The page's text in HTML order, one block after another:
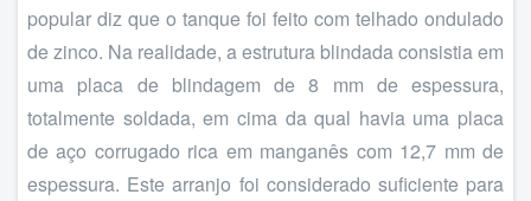
popular diz que o tanque foi feito com telhado ondulado
de zinco. Na realidade, a estrutura blindada consistia em
uma placa de blindagem de 8 mm de espessura,
totalmente soldada, em cima da qual havia uma placa
de aço corrugado rica em manganês com 12,7 mm de
espessura. Este arranjo foi considerado suficiente para